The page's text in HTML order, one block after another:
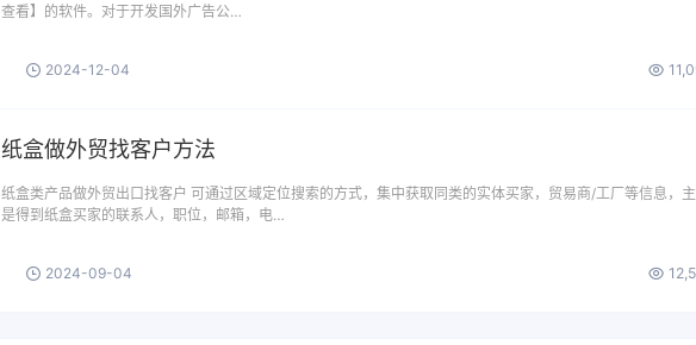
查看】的软件。对于开发国外广告公…
2024-12-04
纸盒做外贸找客户方法
纸盒类产品做外贸出口找客户 可通过区域定位搜索的方式，集中获取同类的实体买家，贸易商/工厂等信息，
是得到纸盒买家的联系人，职位，邮箱，电…
2024-09-04